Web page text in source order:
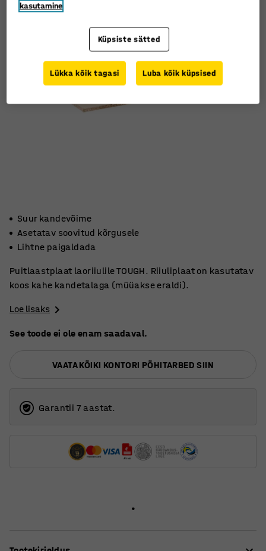
Suur kandevõime
Asetatav soovitud kõrgusele
Lihtne paigaldada
Puitlaastplaat laoriiulile TOUGH. Riiuliplaat on kasutatav
koos kahe kandetalaga (müüakse eraldi).
Loe lisaks
See toode ei ole enam saadaval.
VAATA KÕIKI KONTORI PÕHITARBED SIIN
Garantii 7 aastat.
kasutamine
Küpsiste sätted
Lükka kõik tagasi Luba kõik küpsised